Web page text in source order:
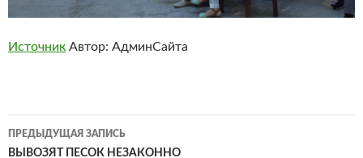
Источник Автор: АдминСайта
Навигация
ПРЕДЫДУЩАЯ ЗАПИСЬ
ВЫВОЗЯТ ПЕСОК НЕЗАКОННО